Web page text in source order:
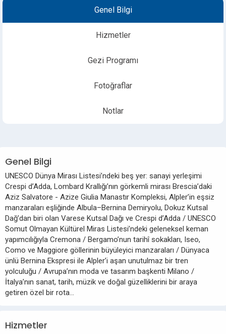
Genel Bilgi
Hizmetler
Gezi Programı
Fotoğraflar
Notlar
Genel Bilgi
UNESCO Dünya Mirası Listesi’ndeki beş yer: sanayi yerleşimi
Crespi d’Adda, Lombard Krallığı’nın görkemli mirası Brescia’daki
Aziz Salvatore - Azize Giulia Manastır Kompleksi, Alpler’in eşsiz
manzaraları eşliğinde Albula–Bernina Demiryolu, Dokuz Kutsal
Dağ’dan biri olan Varese Kutsal Dağı ve Crespi d’Adda / UNESCO
Somut Olmayan Kültürel Miras Listesi’ndeki geleneksel keman
yapımcılığıyla Cremona / Bergamo’nun tarihî sokakları, Iseo,
Como ve Maggiore göllerinin büyüleyici manzaraları / Dünyaca
ünlü Bernina Ekspresi ile Alpler’i aşan unutulmaz bir tren
yolculuğu / Avrupa’nın moda ve tasarım başkenti Milano /
İtalya’nın sanat, tarih, müzik ve doğal güzelliklerini bir araya
getiren özel bir rota…
Hizmetler